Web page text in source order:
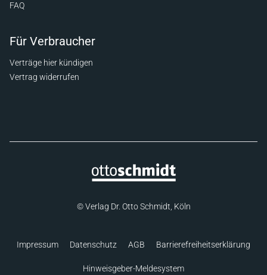
FAQ
Für Verbraucher
Verträge hier kündigen
Vertrag widerrufen
© Verlag Dr. Otto Schmidt, Köln
Impressum Datenschutz AGB Barrierefreiheitserklärung
Hinweisgeber-Meldesystem